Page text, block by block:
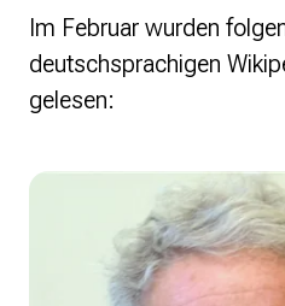
Transparenz
Presse
Zum Inhalt überspringen
Im Februar wurden
deutschsprachigen
gelesen: